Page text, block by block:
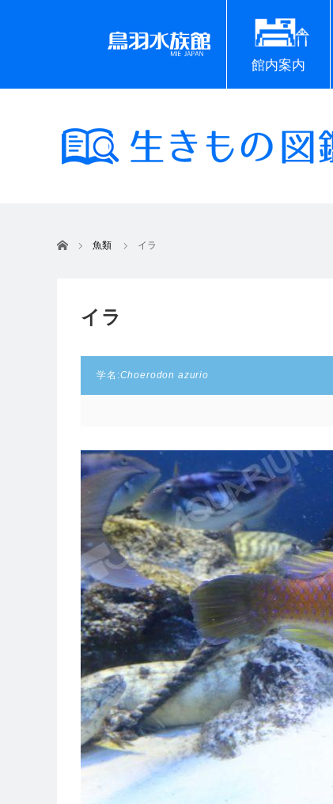
館内案内
ホーム 魚類 イラ
イラ
学名:Choerodon azurio